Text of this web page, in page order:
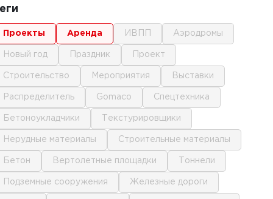
проекты аренда ИВПП аэродромы
новый год праздник проект
строительство мероприятия выставки
распределитель gomaco спецтехника
бетоноукладчики текстурировщики
нерудные материалы строительные материалы
бетон вертолетные площадки тоннели
подземные сооружения железные дороги